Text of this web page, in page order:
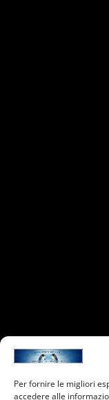
Per fornire le migliori
accedere alle